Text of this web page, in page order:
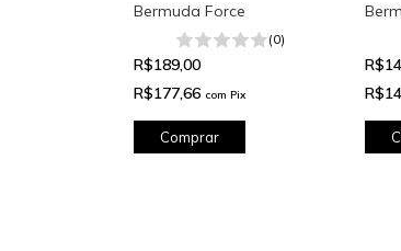
Bermuda Force
(0)
R$189,00
R$177,66 com Pix
Comprar